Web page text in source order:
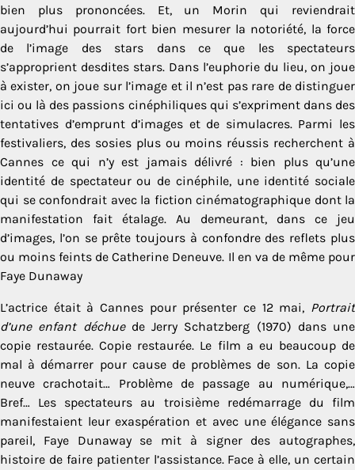
bien plus prononcées. Et, un Morin qui reviendrait
aujourd’hui pourrait fort bien mesurer la notoriété, la force
de l’image des stars dans ce que les spectateurs
s’approprient desdites stars. Dans l’euphorie du lieu, on joue
à exister, on joue sur l’image et il n’est pas rare de distinguer
ici ou là des passions cinéphiliques qui s’expriment dans des
tentatives d’emprunt d’images et de simulacres. Parmi les
festivaliers, des sosies plus ou moins réussis recherchent à
Cannes ce qui n’y est jamais délivré : bien plus qu’une
identité de spectateur ou de cinéphile, une identité sociale
qui se confondrait avec la fiction cinématographique dont la
manifestation fait étalage. Au demeurant, dans ce jeu
d’images, l’on se prête toujours à confondre des reflets plus
ou moins feints de Catherine Deneuve. Il en va de même pour
Faye Dunaway
L’actrice était à Cannes pour présenter ce 12 mai, Portrait
d’une enfant déchue de Jerry Schatzberg (1970) dans une
copie restaurée. Copie restaurée. Le film a eu beaucoup de
mal à démarrer pour cause de problèmes de son. La copie
neuve crachotait… Problème de passage au numérique,…
Bref… Les spectateurs au troisième redémarrage du film
manifestaient leur exaspération et avec une élégance sans
pareil, Faye Dunaway se mit à signer des autographes,
histoire de faire patienter l’assistance. Face à elle, un certain